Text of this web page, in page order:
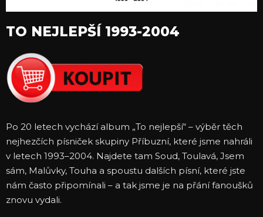
TO NEJLEPŠÍ 1993-2004
Po 20 letech vychází album „To nejlepší“ – výběr těch
nejhezčích písniček skupiny Příbuzní, které jsme nahráli
v letech 1993–2004. Najdete tam Soud, Toulavá, Jsem
sám, Malůvky, Touha a spoustu dalších písní, které jste
nám často připomínali – a tak jsme je na přání fanoušků
znovu vydali.